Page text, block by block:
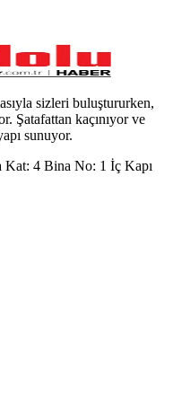
sizleri buluştururken,
Şatafattan kaçınıyor ve
sunuyor.
4 Bina No: 1 İç Kapı